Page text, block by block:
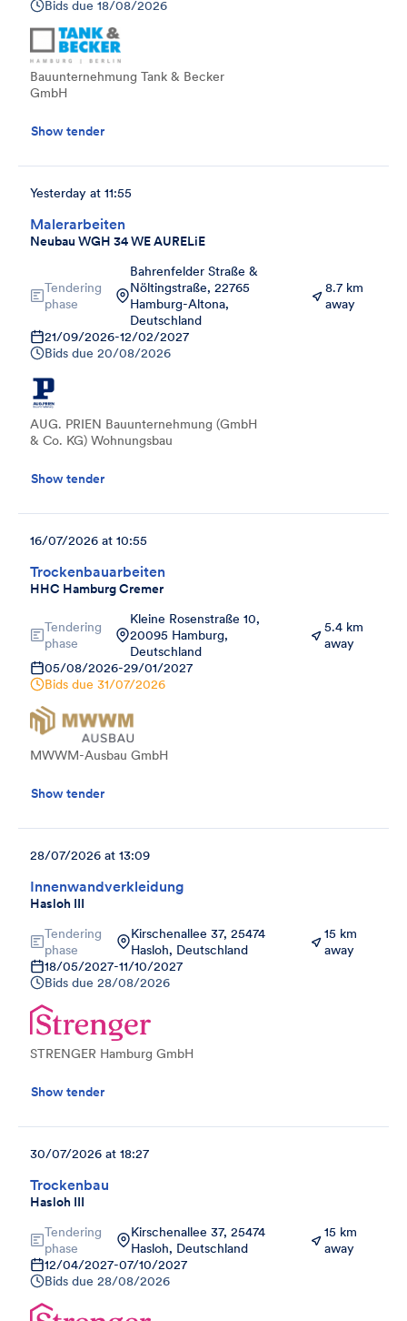
Bids due 18/08/2026
Bauunternehmung Tank & Becker
GmbH
Show tender
Malerarbeiten
Neubau WGH 34 WE AURELiE
Yesterday at 11:55
Tendering
phase
Bahrenfelder Straße &
Nöltingstraße, 22765
Hamburg-Altona,
Deutschland
8.7 km
away
21/09/2026-12/02/2027
Bids due 20/08/2026
AUG. PRIEN Bauunternehmung (GmbH
& Co. KG) Wohnungsbau
Show tender
Trockenbauarbeiten
HHC Hamburg Cremer
16/07/2026 at 10:55
Tendering
phase
Kleine Rosenstraße 10,
20095 Hamburg,
Deutschland
5.4 km
away
05/08/2026-29/01/2027
Bids due 31/07/2026
MWWM-Ausbau GmbH
Show tender
Innenwandverkleidung
Hasloh III
28/07/2026 at 13:09
Tendering
phase
Kirschenallee 37, 25474
Hasloh, Deutschland
15 km
away
18/05/2027-11/10/2027
Bids due 28/08/2026
STRENGER Hamburg GmbH
Show tender
Trockenbau
Hasloh III
30/07/2026 at 18:27
Tendering
phase
Kirschenallee 37, 25474
Hasloh, Deutschland
15 km
away
12/04/2027-07/10/2027
Bids due 28/08/2026